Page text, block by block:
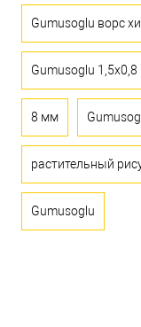
Gumusoglu ворс
Gumusoglu 1,5x0,8
8 мм
растительный
Gumusoglu